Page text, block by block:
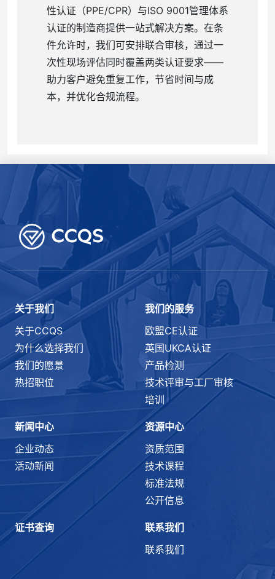
性认证（PPE/CPR）与ISO 9001管理体系
认证的制造商提供一站式解决方案。在条
件允许时，我们可安排联合审核，通过一
次性现场评估同时覆盖两类认证要求——
助力客户避免重复工作，节省时间与成
本，并优化合规流程。
关于我们
关于CCQS
为什么选择我们
我们的愿景
热招职位
我们的服务
欧盟CE认证
英国UKCA认证
产品检测
技术评审与工厂审核
培训
新闻中心
企业动态
活动新闻
资源中心
资质范围
技术课程
标准法规
公开信息
证书查询
联系我们
联系我们